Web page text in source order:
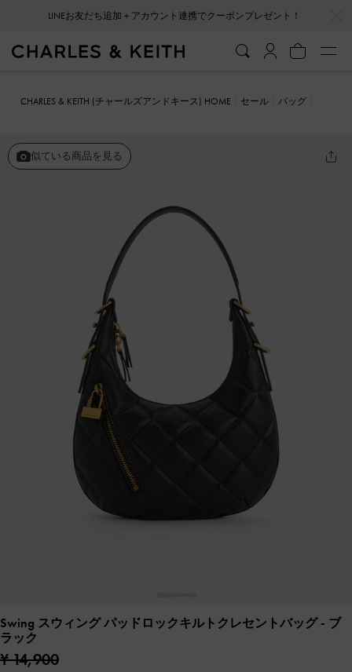
LINEお友だち追加＋アカウント連携でクーポンプレゼント！
CHARLES & KEITH (チャールズアンドキース) HOME セール
バッグ
似ている商品を見る
Swing スウィング パッドロックキルトクレセントバッグ- ブ
ラック
¥ 14,900